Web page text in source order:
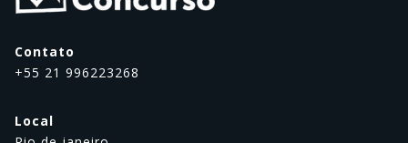
Contato
+55 21 996223268
Local